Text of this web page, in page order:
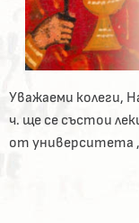
Уважаеми колеги,
ч. ще се състои
от университета